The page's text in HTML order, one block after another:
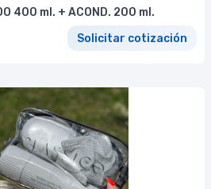
400 ml. + ACOND. 200 ml.
Solicitar cotización